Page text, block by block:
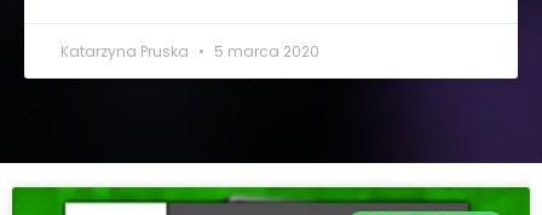
Katarzyna Pruska 5 marca 2020